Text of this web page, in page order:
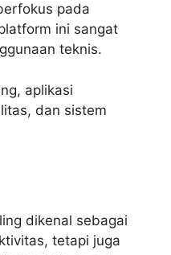
pada
ini sangat
teknis.
aplikasi
dan sistem
dikenal sebagai
tetapi juga